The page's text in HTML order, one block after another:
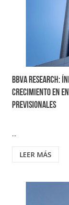
BBVA Research:
crecimiento en
previsionales
...
LEER MÁS